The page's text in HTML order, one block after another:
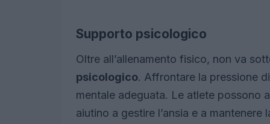
Supporto psicologico
Oltre all’allenamento fisico, non va
psicologico. Affrontare la pressione
mentale adeguata. Le atlete possono
aiutino a gestire l’ansia e a